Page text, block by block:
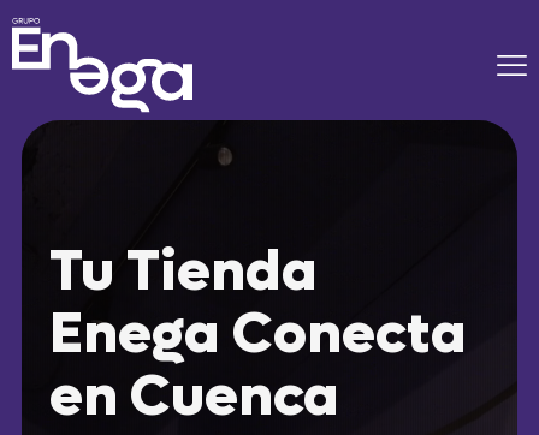
Tu Tienda
Enega Conecta
en Cuenca